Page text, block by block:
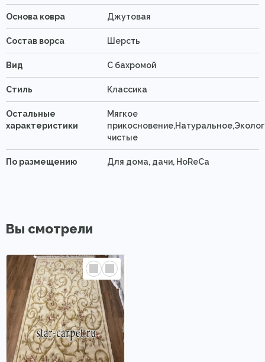
Основа ковра Джутовая
Состав ворса Шерсть
Вид C бахромой
Стиль Классика
Остальные
характеристики
Мягкое
чистые
По размещению Для дома, дачи, HoReCa
Вы смотрели